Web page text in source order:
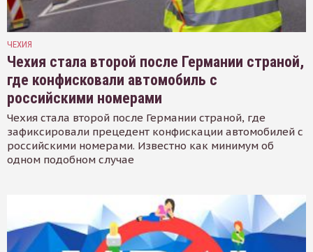
ЧЕХИЯ
Чехия стала второй после Германии страной,
где конфисковали автомобиль с
российскими номерами
Чехия стала второй после Германии страной, где
зафиксировали прецедент конфискации автомобилей с
российскими номерами. Известно как минимум об
одном подобном случае